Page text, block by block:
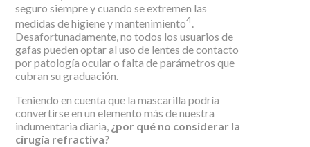
seguro siempre y cuando se extremen las
medidas de higiene y mantenimiento4.
Desafortunadamente, no todos los usuarios de
gafas pueden optar al uso de lentes de contacto
por patología ocular o falta de parámetros que
cubran su graduación.
Teniendo en cuenta que la mascarilla podría
convertirse en un elemento más de nuestra
indumentaria diaria, ¿por qué no considerar la
cirugía refractiva?